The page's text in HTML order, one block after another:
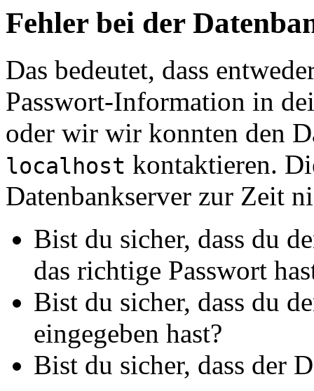
Fehler bei der
Das bedeutet, dass
Passwort-Information in
oder wir wir konnten den
localhost kontaktieren.
Datenbankserver zur Zeit
Bist du sicher, dass du
das richtige Passwort
Bist du sicher, dass du
eingegeben hast?
Bist du sicher, dass der